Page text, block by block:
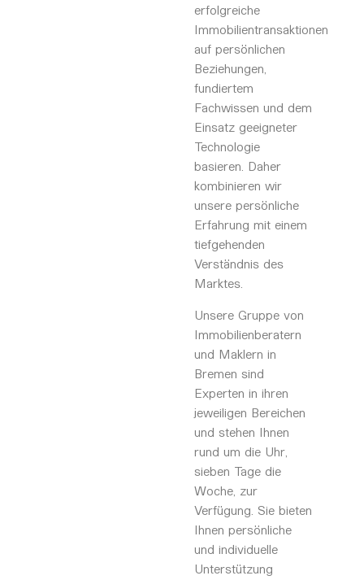
erfolgreiche
Immobilientransaktionen
auf persönlichen
Beziehungen,
fundiertem
Fachwissen und dem
Einsatz geeigneter
Technologie
basieren. Daher
kombinieren wir
unsere persönliche
Erfahrung mit einem
tiefgehenden
Verständnis des
Marktes.
Unsere Gruppe von
Immobilienberatern
und Maklern in
Bremen sind
Experten in ihren
jeweiligen Bereichen
und stehen Ihnen
rund um die Uhr,
sieben Tage die
Woche, zur
Verfügung. Sie bieten
Ihnen persönliche
und individuelle
Unterstützung